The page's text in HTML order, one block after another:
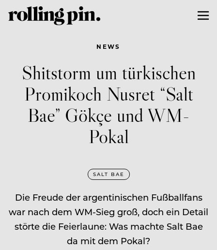
NEWS
Shitstorm um türkischen
Promikoch Nusret “Salt
Bae” Gökçe und WM-
Pokal
SALT BAE
Die Freude der argentinischen Fußballfans
war nach dem WM-Sieg groß, doch ein Detail
störte die Feierlaune: Was machte Salt Bae
da mit dem Pokal?